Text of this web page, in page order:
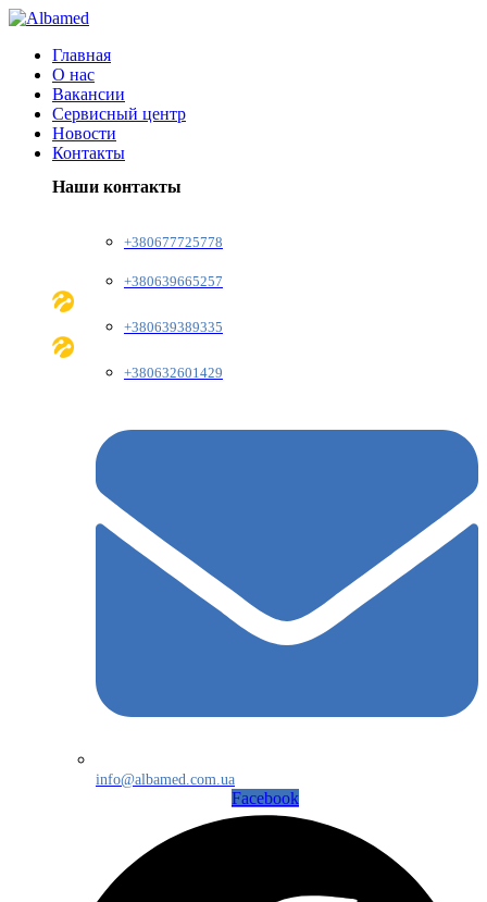
Главная
О нас
Вакансии
Сервисный центр
Новости
Контакты
Наши контакты
+380677725778
+380639665257
+380639389335
+380632601429
info@albamed.com.ua
Facebook